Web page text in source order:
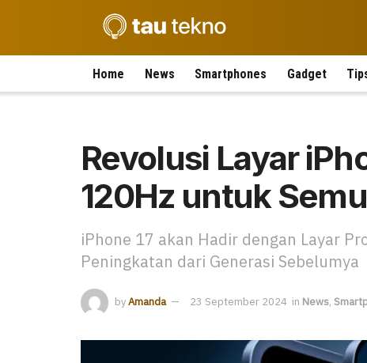
Home News Smartphones Gadget
Revolusi Layar
120Hz untuk
iPhone 17 akan Hadir dengan Layar
Peningkatan dari Generasi Sebelumya
byAmanda 23 September 2024 in News,